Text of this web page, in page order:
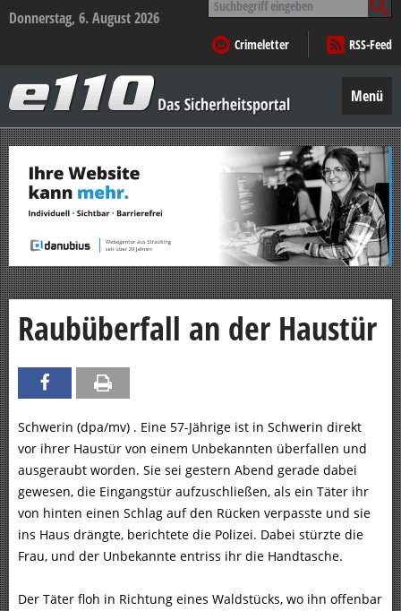
Donnerstag, 6. August 2026
nach:
Crimeletter
RSS-Feed
–
Das
Sicherheitsportal
Menü
Zum
Inhalt
springen
Raubüberfall an der Haustür
Schwerin (dpa/mv) . Eine 57-Jährige ist in Schwerin direkt
vor ihrer Haustür von einem Unbekannten überfallen und
ausgeraubt worden. Sie sei gestern Abend gerade dabei
gewesen, die Eingangstür aufzuschließen, als ein Täter ihr
von hinten einen Schlag auf den Rücken verpasste und sie
ins Haus drängte, berichtete die Polizei. Dabei stürzte die
Frau, und der Unbekannte entriss ihr die Handtasche.
Der Täter floh in Richtung eines Waldstücks, wo ihn offenbar